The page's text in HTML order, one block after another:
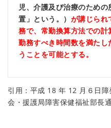
児、介護及び治療のため
置」という。） が講じられ
務で、常勤換算方法での
勤務すべき時間数を満た
うことを可能とする。
引用：平成 18 年 12 月６日
会・援護局障害保健福祉部長